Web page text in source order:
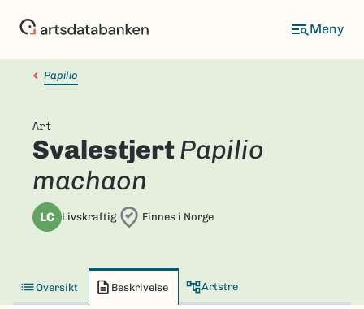
Papilio
Art
SvalestjertPapilio
machaon
LC Livskraftig Finnes i Norge
Oversikt Beskrivelse Artstre